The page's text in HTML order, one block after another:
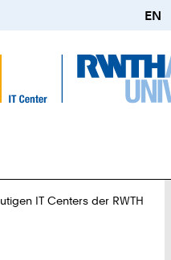
EN
IT Centers der RWTH